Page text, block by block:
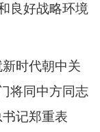
良好战略环境
时代朝中关
将同中方同志
记郑重表